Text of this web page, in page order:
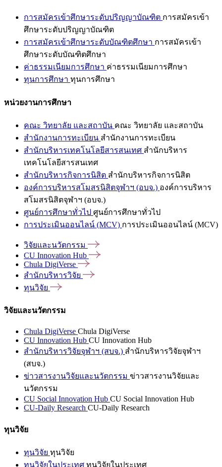
การสมัครเข้าศึกษาระดับปริญญาบัณฑิต การสมัครเข้า
ศึกษาระดับปริญญาบัณฑิต
การสมัครเข้าศึกษาระดับบัณฑิตศึกษา การสมัครเข้า
ศึกษาระดับบัณฑิตศึกษา
ค่าธรรมเนียมการศึกษา ค่าธรรมเนียมการศึกษา
ทุนการศึกษา ทุนการศึกษา
หน่วยงานการศึกษา
คณะ วิทยาลัย และสถาบัน คณะ วิทยาลัย และสถาบัน
สำนักงานการทะเบียน สำนักงานการทะเบียน
สำนักบริหารเทคโนโลยีสารสนเทศ สำนักบริหาร
เทคโนโลยีสารสนเทศ
สำนักบริหารกิจการนิสิต สำนักบริหารกิจการนิสิต
องค์การบริหารสโมสรนิสิตจุฬาฯ (อบจ.) องค์การบริหาร
สโมสรนิสิตจุฬาฯ (อบจ.)
ศูนย์การศึกษาทั่วไป ศูนย์การศึกษาทั่วไป
การประเมินออนไลน์ (MCV) การประเมินออนไลน์ (MCV)
วิจัยและนวัตกรรม
CU Innovation Hub
Chula DigiVerse
สำนักบริหารวิจัย
ทุนวิจัย
วิจัยและนวัตกรรม
Chula DigiVerse Chula DigiVerse
CU Innovation Hub CU Innovation Hub
สำนักบริหารวิจัยจุฬาฯ (สบจ.) สำนักบริหารวิจัยจุฬาฯ
(สบจ.)
ข่าวสารงานวิจัยและนวัตกรรม ข่าวสารงานวิจัยและ
นวัตกรรม
CU Social Innovation Hub CU Social Innovation Hub
CU-Daily Research CU-Daily Research
ทุนวิจัย
ทุนวิจัย ทุนวิจัย
ทุนวิจัยในประเทศ ทุนวิจัยในประเทศ